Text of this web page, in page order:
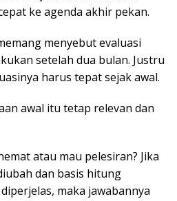
ke agenda akhir pekan.
menyebut evaluasi
setelah dua bulan. Justru
harus tepat sejak awal.
awal itu tetap relevan dan
atau mau pelesiran? Jika
dan basis hitung
maka jawabannya